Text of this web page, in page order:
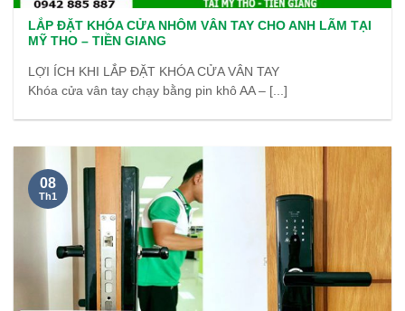
LẮP ĐẶT KHÓA CỬA NHÔM VÂN TAY CHO ANH LÃM TẠI
MỸ THO – TIỀN GIANG
LỢI ÍCH KHI LẮP ĐẶT KHÓA CỬA VÂN TAY
Khóa cửa vân tay chạy bằng pin khô AA – [...]
08
Th1